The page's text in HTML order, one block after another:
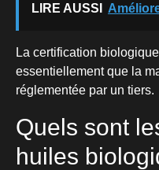
LIRE AUSSI
La certification
essentiellement que la
réglementée par un tiers.
Quels sont
huiles